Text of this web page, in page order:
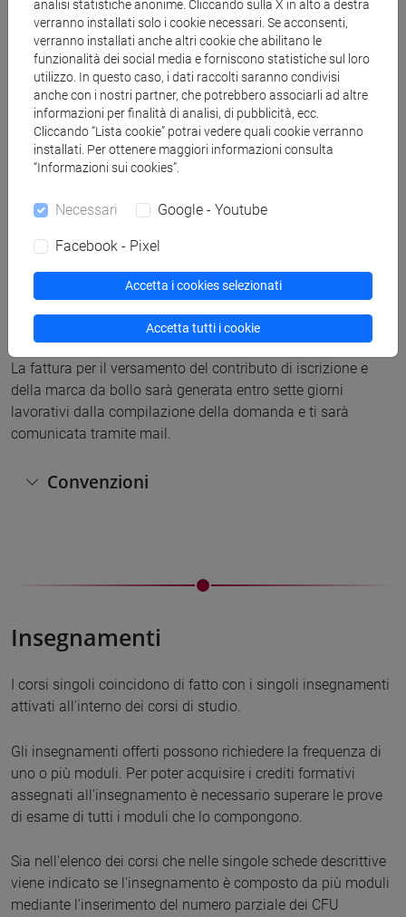
Aggiungi insegnamenti
Tasse
Il contributo di iscrizione è di importo pari a:
240,00 Euro per ciascun insegnamento
peso in creditifino a 6 CFU;
300,00 Euro per ciascun insegnamentoche abbia un
pari o superiore a 7 CFU
La fattura per il versamento del contributo di iscrizione e
della marca da bollo sarà generata entro sette giorni
lavorativi dalla compilazione della domanda e ti sarà
comunicata tramite mail.
Convenzioni
Insegnamenti
I corsi singoli coincidono di fatto con i singoli insegnamenti
attivati all'interno dei corsi di studio.
Gli insegnamenti offerti possono richiedere la frequenza di
uno o più moduli. Per poter acquisire i crediti formativi
assegnati all'insegnamento è necessario superare le prove
di esame di tutti i moduli che lo compongono.
Sia nell'elenco dei corsi che nelle singole schede descrittive
viene indicato se l'insegnamento è composto da più moduli
mediante l'inserimento del numero parziale dei CFU
analisi statistiche anonime. Cliccando sulla X in alto a destra
verranno installati solo i cookie necessari. Se acconsenti,
verranno installati anche altri cookie che abilitano le
funzionalità dei social media e forniscono statistiche sul loro
utilizzo. In questo caso, i dati raccolti saranno condivisi
anche con i nostri partner, che potrebbero associarli ad altre
informazioni per finalità di analisi, di pubblicità, ecc.
Cliccando “Lista cookie” potrai vedere quali cookie verranno
installati. Per ottenere maggiori informazioni consulta
“Informazioni sui cookies”.
Necessari Google - Youtube
Facebook - Pixel
Accetta i cookies selezionati
Accetta tutti i cookie